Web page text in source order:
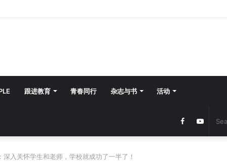
跟进教育 青春同行 杂志与书 活动
Facebook
深入关怀学生和老师，学校就成功了一半了！